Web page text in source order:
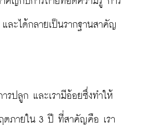
ละได้กลายเป็นรากฐานสาคัญ
ารปลูก และเรามีอ้อยซึ่งทำให้
ฤตภายใน 3 ปี ที่สาคัญคือ เรา